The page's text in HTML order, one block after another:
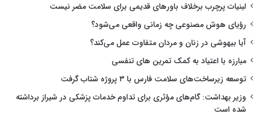
لبنیات پرچرب برخلاف باورهای قدیمی برای سلامت مضر نیست
رؤیای هوش مصنوعی چه زمانی واقعی می‌شود؟
آیا بیهوشی در زنان و مردان متفاوت عمل می‌کند؟
مبارزه با اعتیاد به کمک تمرین های تنفسی
توسعه زیرساخت‌های سلامت فارس با ۳ پروژه شتاب گرفت
وزیر بهداشت: گام‌های مؤثری برای تداوم خدمات پزشکی در شیراز برداشته
شده است